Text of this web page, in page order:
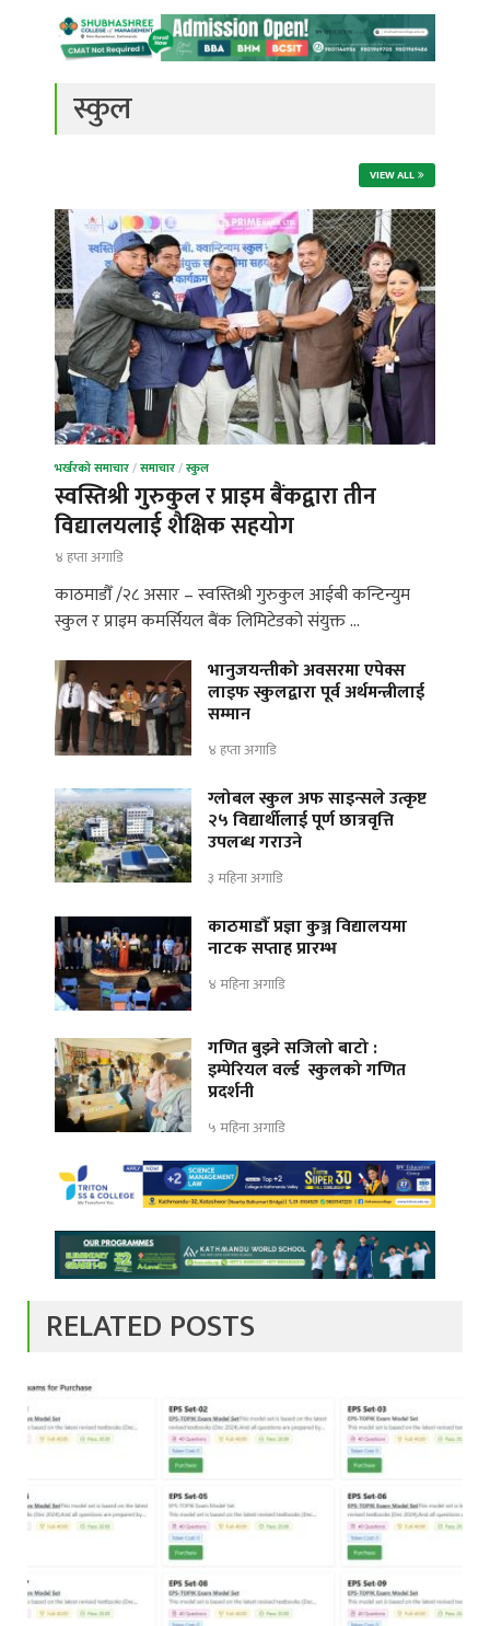
स्कुल
VIEW ALL
भर्खरको समाचार/समाचार/स्कुल
स्वस्तिश्री गुरुकुल र प्राइम बैंकद्वारा तीन
विद्यालयलाई शैक्षिक सहयोग
४ हप्ता अगाडि
काठमाडौँ /२८ असार – स्वस्तिश्री गुरुकुल आईबी कन्टिन्युम
स्कुल र प्राइम कमर्सियल बैंक लिमिटेडको संयुक्त …
भानुजयन्तीको अवसरमा एपेक्स
लाइफ स्कुलद्वारा पूर्व अर्थमन्त्रीलाई
सम्मान
४ हप्ता अगाडि
ग्लोबल स्कुल अफ साइन्सले उत्कृष्ट
२५ विद्यार्थीलाई पूर्ण छात्रवृत्ति
उपलब्ध गराउने
३ महिना अगाडि
काठमाडौँ प्रज्ञा कुञ्ज विद्यालयमा
नाटक सप्ताह प्रारम्भ
४ महिना अगाडि
गणित बुझ्ने सजिलो बाटो :
इम्पेरियल वर्ल्ड स्कुलको गणित
प्रदर्शनी
५ महिना अगाडि
RELATED POSTS